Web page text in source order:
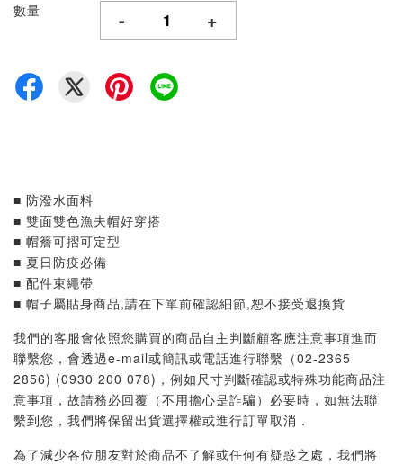
數量 - +
■ 防潑水面料
■ 雙面雙色漁夫帽好穿搭
■ 帽簷可摺可定型
■ 夏日防疫必備
■ 配件束繩帶
■ 帽子屬貼身商品,請在下單前確認細節,恕不接受退換貨
我們的客服會依照您購買的商品自主判斷顧客應注意事項進而
聯繫您，會透過e-mail或簡訊或電話進行聯繫（02-2365
2856) (0930 200 078)，例如尺寸判斷確認或特殊功能商品注
意事項，故請務必回覆（不用擔心是詐騙）必要時，如無法聯
繫到您，我們將保留出貨選擇權或進行訂單取消．
為了減少各位朋友對於商品不了解或任何有疑惑之處，我們將